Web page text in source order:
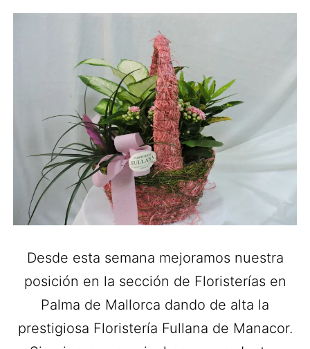
Desde esta semana mejoramos nuestra
posición en la sección de Floristerías en
Palma de Mallorca dando de alta la
prestigiosa Floristería Fullana de Manacor.